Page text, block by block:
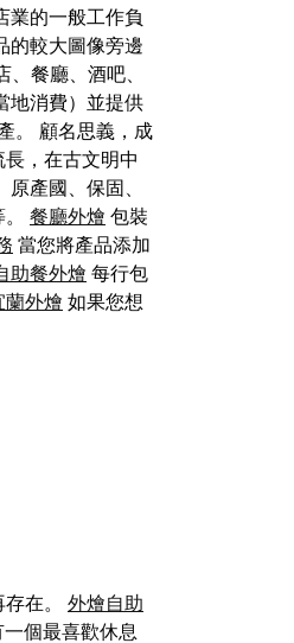
業的一般工作負
的較大圖像旁邊
餐廳、酒吧、
地消費）並提供
。 顧名思義，成
，在古文明中
產國、保固、
餐廳外燴 包裝
當您將產品添加
助餐外燴 每行包
蘭外燴 如果您想
在。 外燴自助
個最喜歡休息